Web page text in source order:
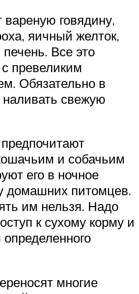
говядину,
яичный желток,
Все это
превеликим
Обязательно в
свежую
и собачьим
его в ночное
домашних питомцев.
им нельзя. Надо
к сухому корму и
многие